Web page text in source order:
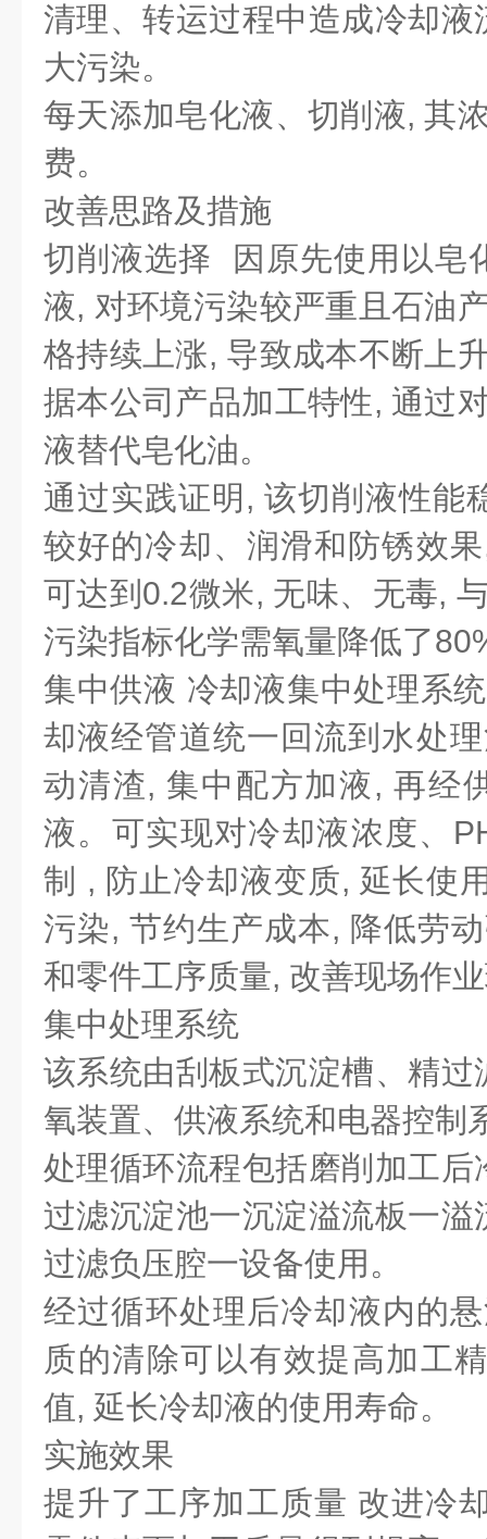
清理、转运过程中造成冷却
大污染。
每天添加皂化液、切削液, 其
费。
改善思路及措施
切削液选择 因原先使用以皂
液, 对环境污染较严重且石油
格持续上涨, 导致成本不断上
据本公司产品加工特性, 通过
液替代皂化油。
通过实践证明, 该切削液性能
较好的冷却、润滑和防锈效
可达到0.2微米, 无味、无毒,
污染指标化学需氧量降低了
集中供液 冷却液集中处理系
却液经管道统一回流到水处
动清渣, 集中配方加液, 再经
液。可实现对冷却液浓度、
制 , 防止冷却液变质, 延长使
污染, 节约生产成本, 降低劳
和零件工序质量, 改善现场作
集中处理系统
该系统由刮板式沉淀槽、精
氧装置、供液系统和电器控制
处理循环流程包括磨削加工
过滤沉淀池一沉淀溢流板一
过滤负压腔一设备使用。
经过循环处理后冷却液内的
质的清除可以有效提高加工
值, 延长冷却液的使用寿命。
实施效果
提升了工序加工质量 改进冷